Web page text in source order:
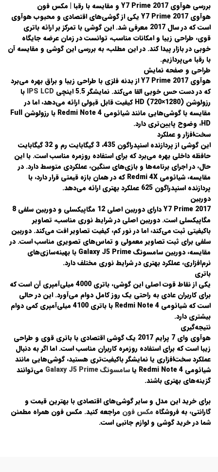
بررسی هوآوی Y7 Prime 2017 و مقایسه با رقبا | مکس فون
هوآوی Y7 Prime 2017
یکی از گوشی‌های اقتصادی و محبوب هوآوی
است که در سال 2017 معرفی شد. این گوشی با تمرکز بر ارائه باتری
قوی، طراحی زیبا و امکانات مناسب، توانست در زمان عرضه جایگاه
خوبی در بازار پیدا کند. در این مطلب، به بررسی این گوشی و مقایسه آن
با رقبا می‌پردازیم.
طراحی و صفحه نمایش
هوآوی Y7 Prime 2017 از بدنه فلزی با طراحی زیبا و براق بهره می‌برد
که در دست حس خوبی القا می‌کند. نمایشگر 5.5 اینچی
IPS LCD با
رزولوشن HD (720×1280) کیفیت قابل قبولی ارائه می‌دهد، اما در
مقایسه با گوشی‌هایی مانندشیائومی Redmi Note 4
با رزولوشن Full
HD، وضوح پایین‌تری دارد.
سخت‌افزار و عملکرد
این گوشی از پردازنده اسنپدراگون 435
، 3 گیگابایت رم و 32 گیگابایت
حافظه داخلی بهره می‌برد که برای استفاده روزمره مناسب است. با این
حال، در اجرای برنامه‌ها و بازی‌های سنگین، عملکردی متوسط دارد. در
مقایسه، شیائومی Redmi 4X
که در همان بازه قیمتی قرار دارد، با
پردازنده اسنپدراگون 625 عملکرد بهتری ارائه می‌دهد.
دوربین
Y7 Prime 2017 دارای دوربین اصلی 12 مگاپیکسلی و دوربین سلفی 8
مگاپیکسلی است. دوربین اصلی در شرایط نوری مناسب، تصاویر
باکیفیتی ثبت می‌کند، اما در نور کم، کیفیت تصاویر افت می‌کند. دوربین
سلفی برای ثبت تصاویر معمولی و تماس‌های تصویری مناسب است. در
مقایسه، دوربین سامسونگ Galaxy J5 Prime
با بهینه‌سازی‌های
نرم‌افزاری، عملکرد بهتری در شرایط نوری مختلف دارد.
باتری
یکی از نقاط قوت اصلی این گوشی، باتری 4000 میلی‌آمپری آن است که
برای کاربران عادی به راحتی یک روز کامل دوام می‌آورد. این در حالی
است که شیائومی Redmi Note 4
با باتری 4100 میلی‌آمپری کمی دوام
بیشتری دارد.
نتیجه‌گیری
هوآوی وای 7 پرایم 2017 یک گوشی اقتصادی با باتری قوی و طراحی
زیبا است که برای استفاده روزمره کاربران مناسب است. اما اگر به دنبال
عملکرد سخت‌افزاری یا نمایشگر باکیفیت‌تری هستید، گوشی‌هایی مانند
شیائومی Redmi Note 4
یاسامسونگ Galaxy J5 Prime
می‌توانند
گزینه‌های بهتری باشند.
برای خرید این مدل و سایر گوشی‌های اقتصادی با بهترین قیمت و
گارانتی، به فروشگاه مکس فون مراجعه کنید. مکس فون همراه مطمئن
شما در خرید گوشی و لوازم جانبی است.